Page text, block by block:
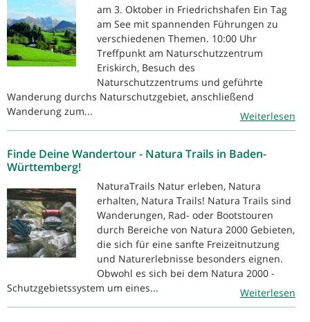
am 3. Oktober in Friedrichshafen Ein Tag
am See mit spannenden Führungen zu
verschiedenen Themen. 10:00 Uhr
Treffpunkt am Naturschutzzentrum
Eriskirch, Besuch des
Naturschutzzentrums und geführte
Wanderung durchs Naturschutzgebiet, anschließend
Wanderung zum...
Weiterlesen
Finde Deine Wandertour - Natura Trails in Baden-
Württemberg!
NaturaTrails Natur erleben, Natura
erhalten, Natura Trails! Natura Trails sind
Wanderungen, Rad- oder Bootstouren
durch Bereiche von Natura 2000 Gebieten,
die sich für eine sanfte Freizeitnutzung
und Naturerlebnisse besonders eignen.
Obwohl es sich bei dem Natura 2000 -
Schutzgebietssystem um eines...
Weiterlesen